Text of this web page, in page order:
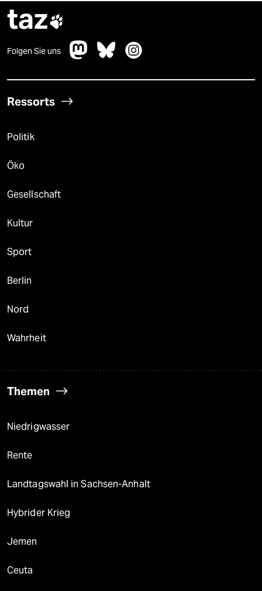
taz
Folgen Sie uns
Ressorts
Politik
Öko
Gesellschaft
Kultur
Sport
Berlin
Nord
Wahrheit
Themen
Niedrigwasser
Rente
Landtagswahl in Sachsen-Anhalt
Hybrider Krieg
Jemen
Ceuta